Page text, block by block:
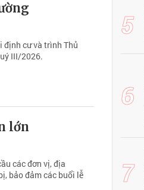
định cư và trình Thủ
III/2026.
lớn
các đơn vị, địa
bảo đảm các buổi lễ
5
6
7